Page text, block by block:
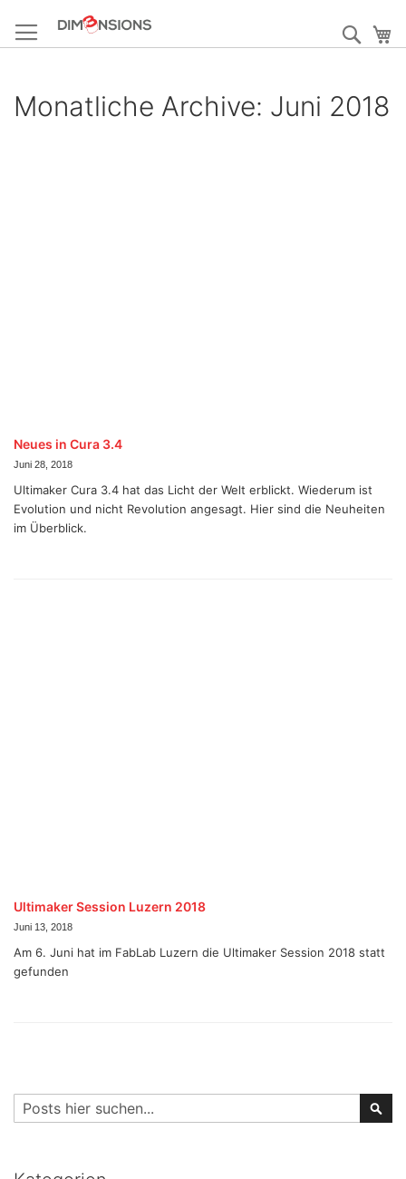
zum
Inhalt
Monatliche Archive: Juni 2018
Neues in Cura 3.4
Juni 28, 2018
Ultimaker Cura 3.4 hat das Licht der Welt erblickt. Wiederum ist
Evolution und nicht Revolution angesagt. Hier sind die Neuheiten
im Überblick.
Ultimaker Session Luzern 2018
Juni 13, 2018
Am 6. Juni hat im FabLab Luzern die Ultimaker Session 2018 statt
gefunden
Suche